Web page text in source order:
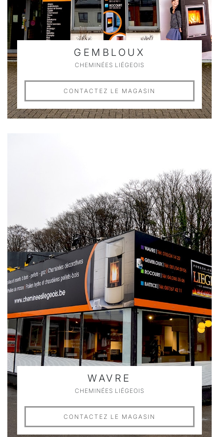
GEMBLOUX
CHEMINÉES LIÉGEOIS
CONTACTEZ LE MAGASIN
WAVRE
CHEMINÉES LIÉGEOIS
CONTACTEZ LE MAGASIN